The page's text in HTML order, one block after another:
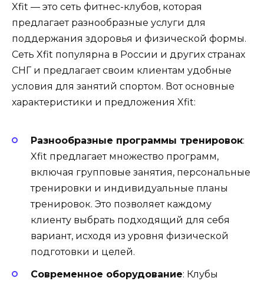
Xfit — это сеть фитнес-клубов, которая
предлагает разнообразные услуги для
поддержания здоровья и физической формы.
Сеть Xfit популярна в России и других странах
СНГ и предлагает своим клиентам удобные
условия для занятий спортом. Вот основные
характеристики и предложения Xfit:
Разнообразные программы тренировок:
Xfit предлагает множество программ,
включая групповые занятия, персональные
тренировки и индивидуальные планы
тренировок. Это позволяет каждому
клиенту выбрать подходящий для себя
вариант, исходя из уровня физической
подготовки и целей.
Современное оборудование: Клубы